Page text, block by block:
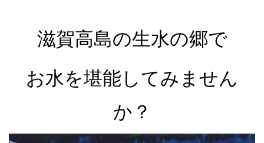
滋賀高島の生水の郷で
お水を堪能してみません
か？